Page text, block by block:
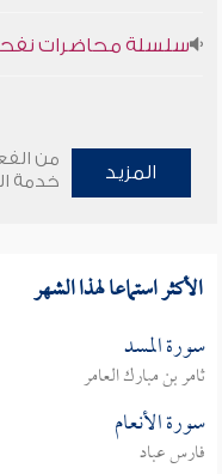
سلسلة محاضرات نفحات
المزيد
من
خدمة
الأكثر استماعا لهذا الشهر
سورة المسد
ثامر بن مبارك العامر
سورة الأنعام
فارس عباد